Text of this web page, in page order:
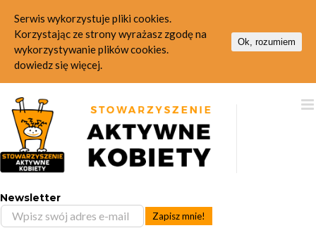
content
Newsletter
Serwis wykorzystuje pliki cookies.
Korzystając ze strony wyrażasz zgodę na
wykorzystywanie plików cookies.
dowiedz się więcej.
Ok, rozumiem